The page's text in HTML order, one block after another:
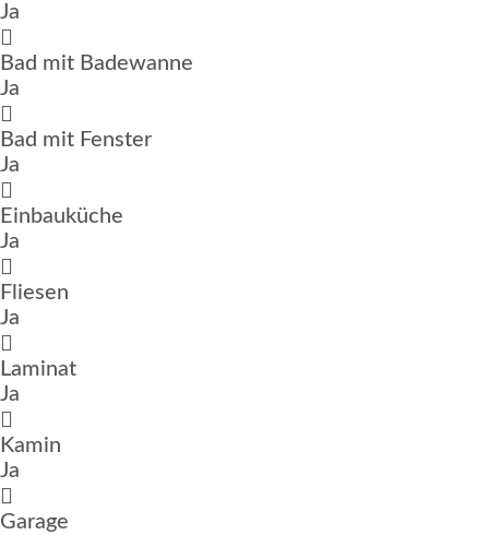
Ja
Bad mit Badewanne
Ja
Bad mit Fenster
Ja
Einbauküche
Ja
Fliesen
Ja
Laminat
Ja
Kamin
Ja
Garage